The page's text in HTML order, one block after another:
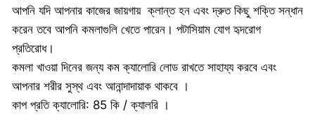
আপনি যদি আপনার কাজের জায়গায় ক্লান্ত হন এবং দ্রুত কিছু শক্তি সন্ধান
করেন তবে আপনি কমলাগুলি খেতে পারেন। পটাসিয়াম যোগ হৃদরোগ
প্রতিরোধ।
কমলা খাওয়া দিনের জন্য কম ক্যালোরি লোড রাখতে সাহায্য করবে এবং
আপনার শরীর সুস্থ এবং আনান্দাদায়াক থাকবে ।
কাপ প্রতি ক্যালোরি: 85 কি / ক্যালরি ।